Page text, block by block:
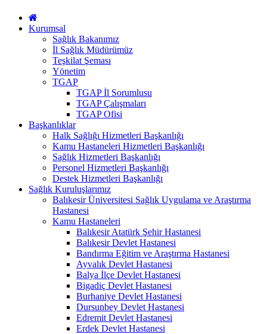
Kurumsal
Sağlık Bakanımız
İl Sağlık Müdürümüz
Teşkilat Şeması
Yönetim
TGAP
TGAP İl Sorumlusu
TGAP Çalışmaları
TGAP Ofisi
Başkanlıklar
Halk Sağlığı Hizmetleri Başkanlığı
Kamu Hastaneleri Hizmetleri Başkanlığı
Sağlık Hizmetleri Başkanlığı
Personel Hizmetleri Başkanlığı
Destek Hizmetleri Başkanlığı
Sağlık Kuruluşlarımız
Balıkesir Üniversitesi Sağlık Uygulama ve Araştırma
Hastanesi
Kamu Hastaneleri
Balıkesir Atatürk Şehir Hastanesi
Balıkesir Devlet Hastanesi
Bandırma Eğitim ve Araştırma Hastanesi
Ayvalık Devlet Hastanesi
Balya İlçe Devlet Hastanesi
Bigadiç Devlet Hastanesi
Burhaniye Devlet Hastanesi
Dursunbey Devlet Hastanesi
Edremit Devlet Hastanesi
Erdek Devlet Hastanesi